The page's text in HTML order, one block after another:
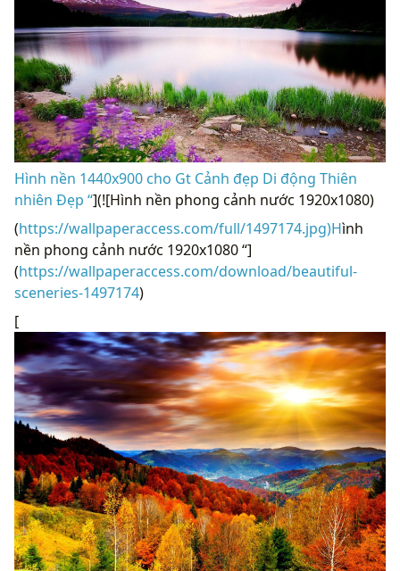
Hình nền 1440x900 cho Gt Cảnh đẹp Di động Thiên
nhiên Đẹp “](![Hình nền phong cảnh nước 1920x1080)
(https://wallpaperaccess.com/full/1497174.jpg)Hình
nền phong cảnh nước 1920x1080 “]
(https://wallpaperaccess.com/download/beautiful-
sceneries-1497174)
[